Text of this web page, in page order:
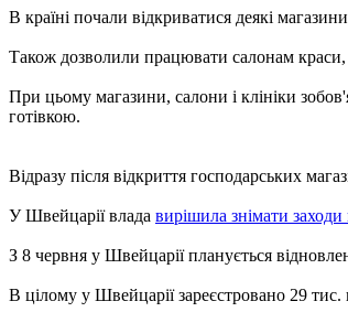
В країні почали відкриватися деякі
Також дозволили працювати салонам краси,
При цьому магазини, салони і клініки
готівкою.
Відразу після відкриття господарських
У Швейцарії влада вирішила знімати
З 8 червня у Швейцарії планується
В цілому у Швейцарії зареєстровано 29